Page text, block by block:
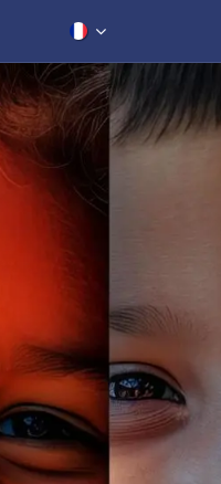
Expansion